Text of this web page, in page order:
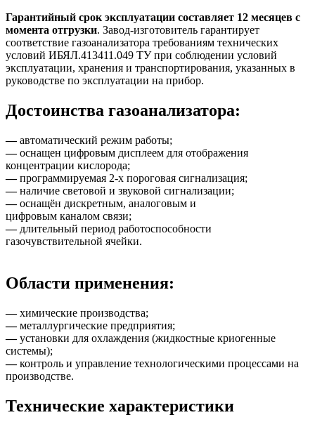
Гарантийный срок эксплуатации составляет 12 месяцев с
момента отгрузки. Завод-изготовитель гарантирует
соответствие газоанализатора требованиям технических
условий ИБЯЛ.413411.049 ТУ при соблюдении условий
эксплуатации, хранения и транспортирования, указанных в
руководстве по эксплуатации на прибор.
Достоинства газоанализатора:
—автоматический режим работы;
—оснащен цифровым дисплеем для отображения
концентрации кислорода;
—программируемая 2-х пороговая сигнализация;
—наличие световой и звуковой сигнализации;
—оснащён дискретным, аналоговым и
цифровым каналом связи;
—длительный период работоспособности
газочувствительной ячейки.
Области применения:
—химические производства;
—металлургические предприятия;
—установки для охлаждения (жидкостные криогенные
системы);
—контроль и управление технологическими процессами на
производстве.
Технические характеристики